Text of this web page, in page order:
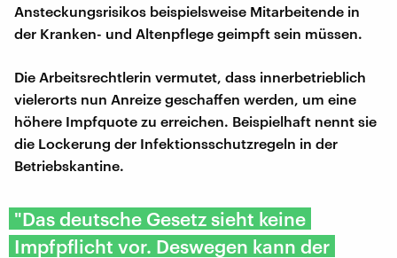
Ansteckungsrisikos beispielsweise Mitarbeitende in
der Kranken- und Altenpflege geimpft sein müssen.
Die Arbeitsrechtlerin vermutet, dass innerbetrieblich
vielerorts nun Anreize geschaffen werden, um eine
höhere Impfquote zu erreichen. Beispielhaft nennt sie
die Lockerung der Infektionsschutzregeln in der
Betriebskantine.
"Das deutsche Gesetz sieht keine
Impfpflicht vor. Deswegen kann der